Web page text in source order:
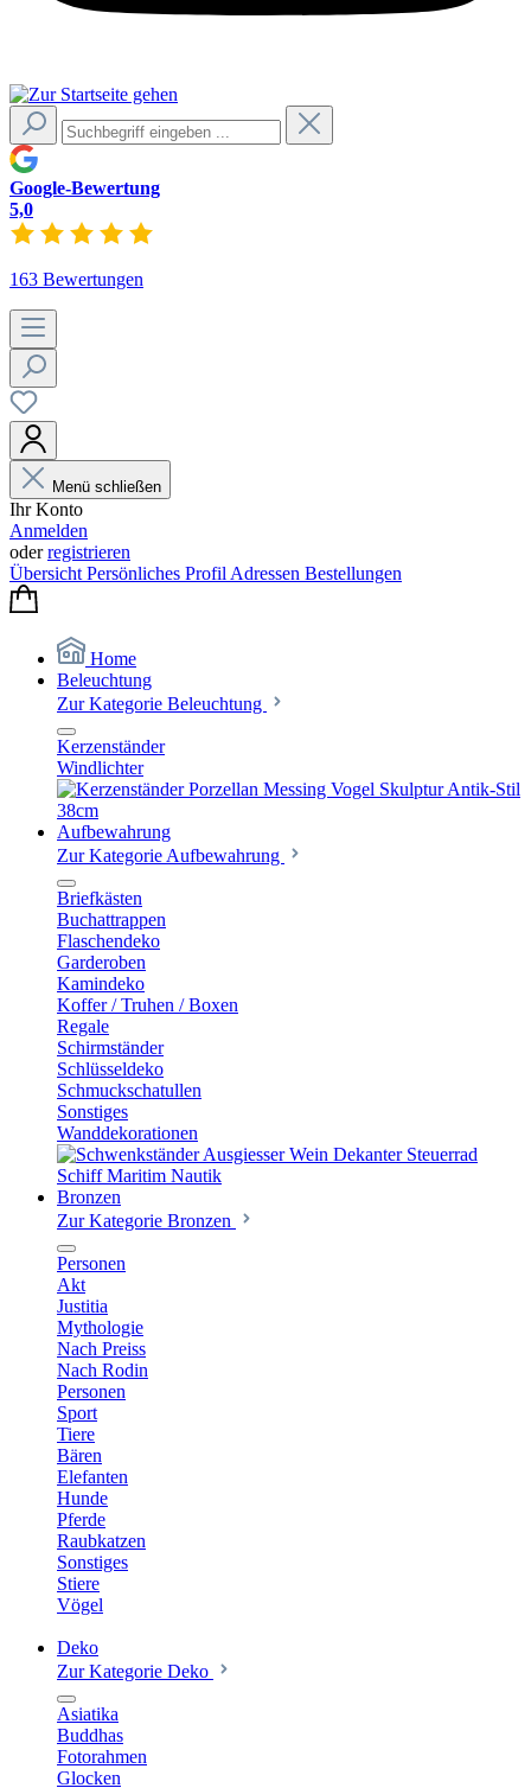
Google-Bewertung
5,0
163 Bewertungen
Menü schließen
Ihr Konto
Anmelden
oderregistrieren
Übersicht Persönliches Profil Adressen Bestellungen
Home
Beleuchtung
Zur Kategorie Beleuchtung
Kerzenständer
Windlichter
Aufbewahrung
Zur Kategorie Aufbewahrung
Briefkästen
Buchattrappen
Flaschendeko
Garderoben
Kamindeko
Koffer / Truhen / Boxen
Regale
Schirmständer
Schlüsseldeko
Schmuckschatullen
Sonstiges
Wanddekorationen
Bronzen
Zur Kategorie Bronzen
Personen
Akt
Justitia
Mythologie
Nach Preiss
Nach Rodin
Personen
Sport
Tiere
Bären
Elefanten
Hunde
Pferde
Raubkatzen
Sonstiges
Stiere
Vögel
Deko
Zur Kategorie Deko
Asiatika
Buddhas
Fotorahmen
Glocken